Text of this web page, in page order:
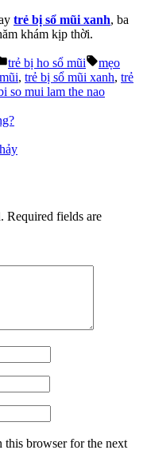
trẻ bị sổ mũi xanh, ba
khám kịp thời.
Posted
in
trẻ bị ho sổ mũi Tags:
mẹo
, trẻ bị sổ mũi xanh, trẻ
so mui lam the nao
Required fields are
this browser for the next